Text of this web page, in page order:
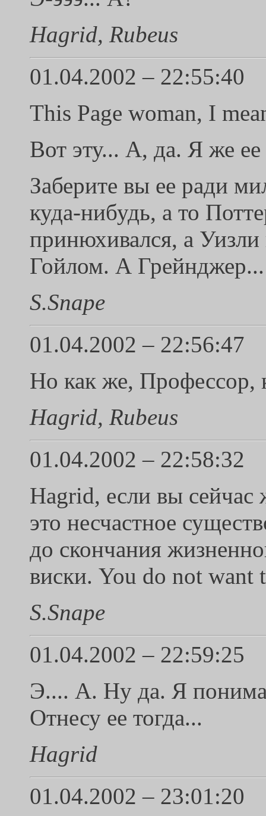
Hagrid, Rubeus
01.04.2002 – 22:55:40
This Page woman, I
Вот эту... А, да. Я же
Заберите вы ее ради
куда-нибудь, а то
принюхивался, а Уизли
Гойлом. А
S.Snape
01.04.2002 – 22:56:47
Но как же, Профессор,
Hagrid, Rubeus
01.04.2002 – 22:58:32
Hagrid, если вы сейчас
это несчастное
до скончания
виски. You do not want
S.Snape
01.04.2002 – 22:59:25
Э.... А. Ну да. Я
Отнесу ее тогда...
Hagrid
01.04.2002 – 23:01:20